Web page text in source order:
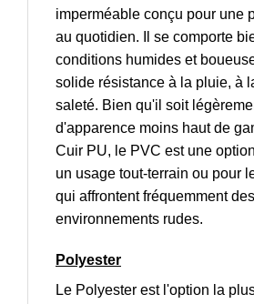
imperméable conçu pour une
au quotidien. Il se comporte
conditions humides et
solide résistance à la pluie, à
saleté. Bien qu'il soit
d'apparence moins haut de
Cuir PU, le PVC est une
un usage tout-terrain ou pour
qui affrontent fréquemment des
environnements rudes.
Polyester
Le Polyester est l'option la